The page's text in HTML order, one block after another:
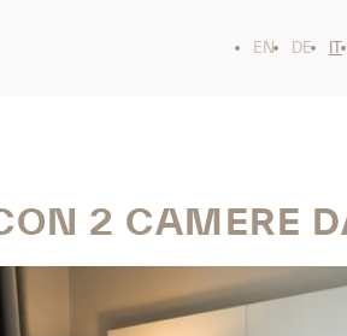
EN DE IT
2 CAMERE